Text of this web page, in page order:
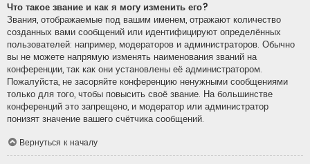
Что такое звание и как я могу изменить его?
Звания, отображаемые под вашим именем, отражают количество
созданных вами сообщений или идентифицируют определённых
пользователей: например, модераторов и администраторов. Обычно
вы не можете напрямую изменять наименования званий на
конференции, так как они установлены её администратором.
Пожалуйста, не засоряйте конференцию ненужными сообщениями
только для того, чтобы повысить своё звание. На большинстве
конференций это запрещено, и модератор или администратор
понизят значение вашего счётчика сообщений.
Вернуться к началу